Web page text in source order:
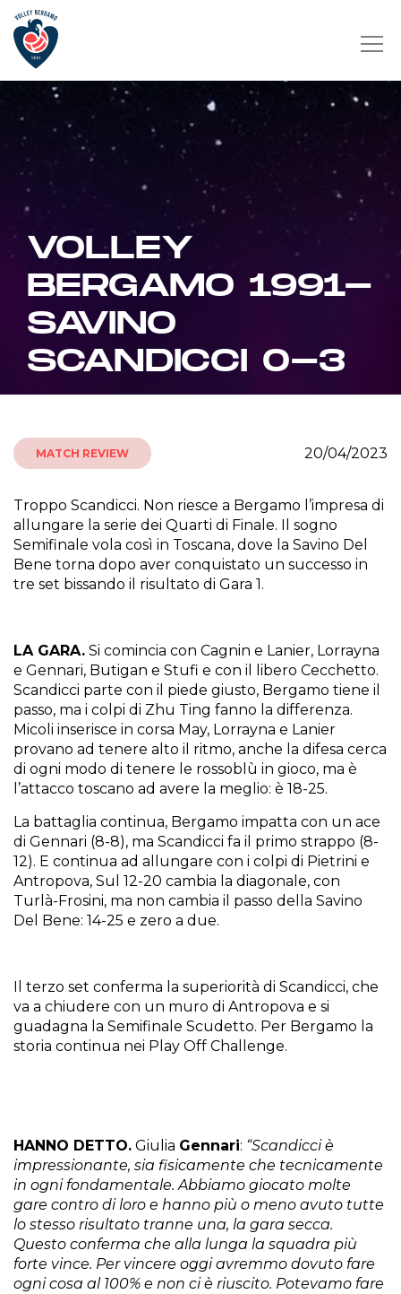
VOLLEY
BERGAMO 1991-
SAVINO
SCANDICCI 0-3
MATCH REVIEW 20/04/2023
Troppo Scandicci. Non riesce a Bergamo l’impresa di
allungare la serie dei Quarti di Finale. Il sogno
Semifinale vola così in Toscana, dove la Savino Del
Bene torna dopo aver conquistato un successo in
tre set bissando il risultato di Gara 1.
LA GARA. Si comincia con Cagnin e Lanier, Lorrayna
e Gennari, Butigan e Stufi e con il libero Cecchetto.
Scandicci parte con il piede giusto, Bergamo tiene il
passo, ma i colpi di Zhu Ting fanno la differenza.
Micoli inserisce in corsa May, Lorrayna e Lanier
provano ad tenere alto il ritmo, anche la difesa cerca
di ogni modo di tenere le rossoblù in gioco, ma è
l’attacco toscano ad avere la meglio: è 18-25.
La battaglia continua, Bergamo impatta con un ace
di Gennari (8-8), ma Scandicci fa il primo strappo (8-
12). E continua ad allungare con i colpi di Pietrini e
Antropova, Sul 12-20 cambia la diagonale, con
Turlà-Frosini, ma non cambia il passo della Savino
Del Bene: 14-25 e zero a due.
Il terzo set conferma la superiorità di Scandicci, che
va a chiudere con un muro di Antropova e si
guadagna la Semifinale Scudetto. Per Bergamo la
storia continua nei Play Off Challenge.
HANNO DETTO. Giulia Gennari: “Scandicci è
impressionante, sia fisicamente che tecnicamente
in ogni fondamentale. Abbiamo giocato molte
gare contro di loro e hanno più o meno avuto tutte
lo stesso risultato tranne una, la gara secca.
Questo conferma che alla lunga la squadra più
forte vince. Per vincere oggi avremmo dovuto fare
ogni cosa al 100% e non ci è riuscito. Potevamo fare